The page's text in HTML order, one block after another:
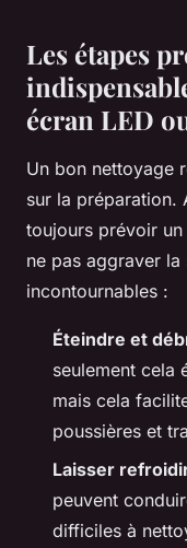
Les étapes
écran LED
Un bon nettoyage
sur la préparation.
toujours prévoir
ne pas aggraver
incontournables :
Éteindre et
seulement cela
mais cela
poussières et
Laisser
peuvent
difficiles à